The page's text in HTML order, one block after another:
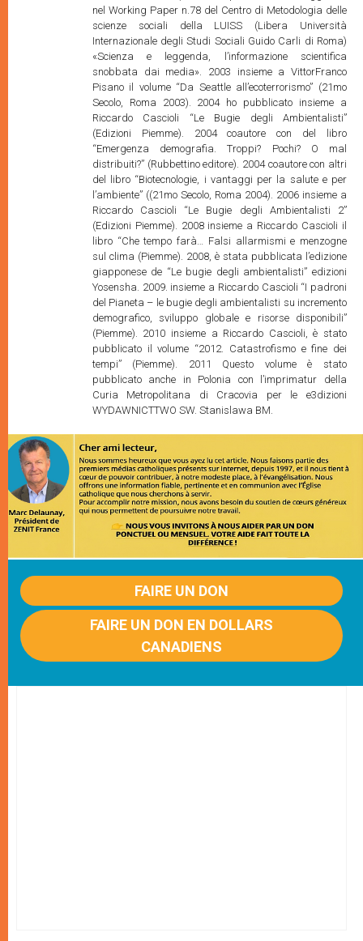
nel Working Paper n.78 del Centro di Metodologia delle
scienze sociali della LUISS (Libera Università
Internazionale degli Studi Sociali Guido Carli di Roma)
«Scienza e leggenda, l’informazione scientifica
snobbata dai media». 2003 insieme a VittorFranco
Pisano il volume “Da Seattle all’ecoterrorismo” (21mo
Secolo, Roma 2003). 2004 ho pubblicato insieme a
Riccardo Cascioli “Le Bugie degli Ambientalisti”
(Edizioni Piemme). 2004 coautore con del libro
“Emergenza demografia. Troppi? Pochi? O mal
distribuiti?” (Rubbettino editore). 2004 coautore con altri
del libro “Biotecnologie, i vantaggi per la salute e per
l’ambiente” ((21mo Secolo, Roma 2004). 2006 insieme a
Riccardo Cascioli “Le Bugie degli Ambientalisti 2”
(Edizioni Piemme). 2008 insieme a Riccardo Cascioli il
libro “Che tempo farà… Falsi allarmismi e menzogne
sul clima (Piemme). 2008, è stata pubblicata l’edizione
giapponese de “Le bugie degli ambientalisti” edizioni
Yosensha. 2009. insieme a Riccardo Cascioli “I padroni
del Pianeta – le bugie degli ambientalisti su incremento
demografico, sviluppo globale e risorse disponibili”
(Piemme). 2010 insieme a Riccardo Cascioli, è stato
pubblicato il volume “2012. Catastrofismo e fine dei
tempi” (Piemme). 2011 Questo volume è stato
pubblicato anche in Polonia con l’imprimatur della
Curia Metropolitana di Cracovia per le e3dizioni
WYDAWNICTTWO SW. Stanislawa BM.
FAIRE UN DON
FAIRE UN DON EN DOLLARS
CANADIENS